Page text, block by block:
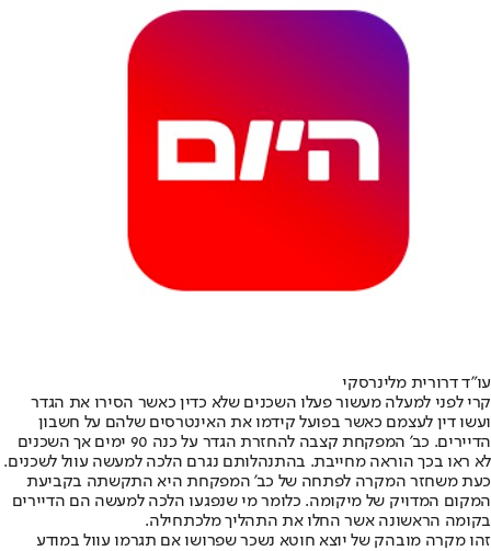
עו”ד דרורית מלינרסקי
קרי לפני למעלה מעשור פעלו השכנים שלא כדין כאשר הסירו את הגדר
ועשו דין לעצמם כאשר בפועל קידמו את האינטרסים שלהם על חשבון
הדיירים. כב’ המפקחת קצבה להחזרת הגדר על כנה 90 ימים אך השכנים
לא ראו בכך הוראה מחייבת. בהתנהלותם נגרם הלכה למעשה עוול לשכנים.
כעת משחזר המקרה לפתחה של כב’ המפקחת היא התקשתה בקביעת
המקום המדויק של מיקומה. כלומר מי שנפגעו הלכה למעשה הם הדיירים
בקומה הראשונה אשר החלו את התהליך מלכתחילה.
זהו מקרה מובהק של יוצא חוטא נשכר שפרושו אם תגרמו עוול במודע